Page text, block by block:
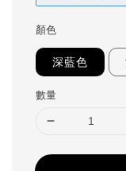
顏色
深藍色
數量